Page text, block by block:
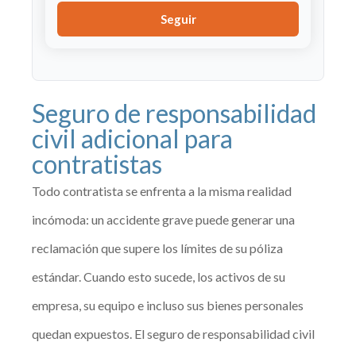
Seguir
Seguro de responsabilidad
civil adicional para
contratistas
Todo contratista se enfrenta a la misma realidad
incómoda: un accidente grave puede generar una
reclamación que supere los límites de su póliza
estándar. Cuando esto sucede, los activos de su
empresa, su equipo e incluso sus bienes personales
quedan expuestos. El seguro de responsabilidad civil